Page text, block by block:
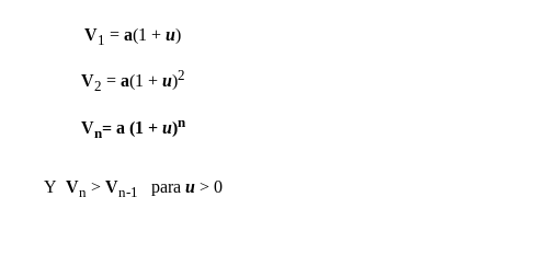
V1 = a(1 + u)
V2 = a(1 + u)2
Vn= a (1 + u)n
Y Vn > Vn-1 para u> 0